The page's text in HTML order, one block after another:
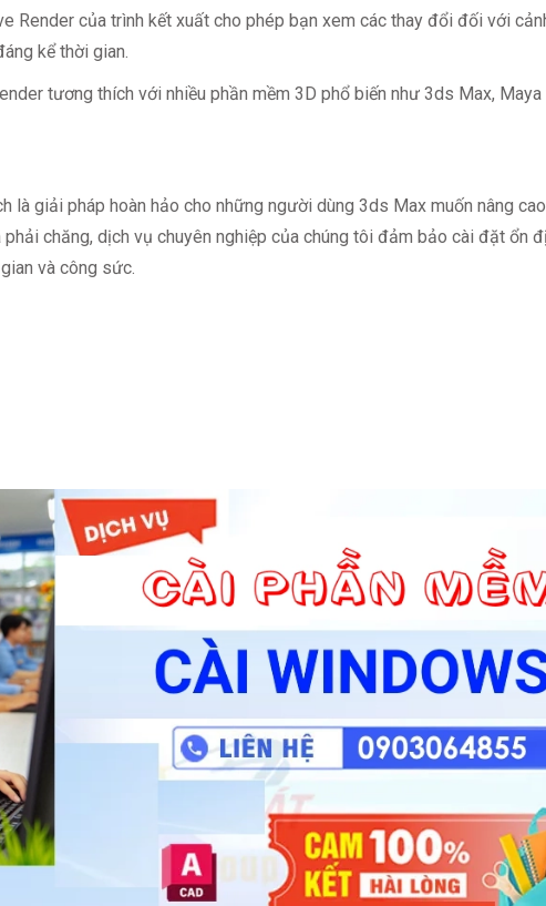
Render của trình kết xuất cho phép bạn xem các thay đổi đối với
kể thời gian.
tương thích với nhiều phần mềm 3D phổ biến như 3ds Max, Maya
là giải pháp hoàn hảo cho những người dùng 3ds Max muốn nâng cao
chăng, dịch vụ chuyên nghiệp của chúng tôi đảm bảo cài đặt ổn
và công sức.